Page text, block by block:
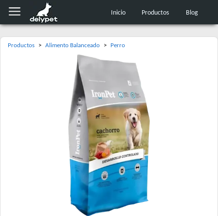
Inicio Productos Blog
Productos > Alimento Balanceado > Perro